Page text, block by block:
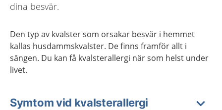
dina besvär.
Den typ av kvalster som orsakar besvär i hemmet
kallas husdammskvalster. De finns framför allt i
sängen. Du kan få kvalsterallergi när som helst under
livet.
Symtom vid kvalsterallergi